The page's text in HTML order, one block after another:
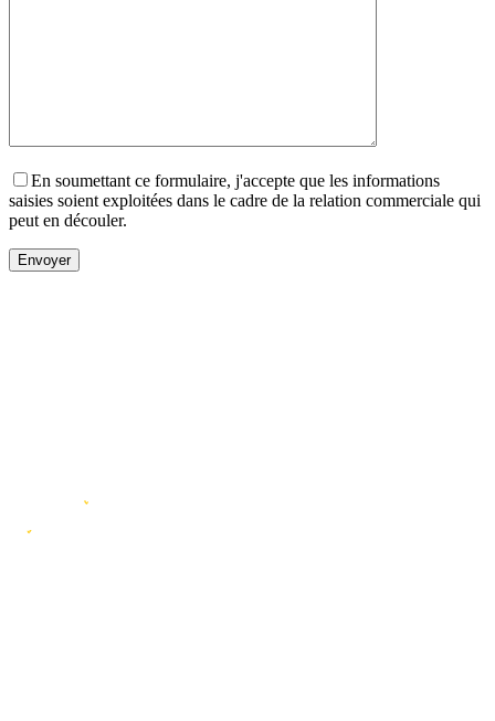
En soumettant ce formulaire, j'accepte que les informations
saisies soient exploitées dans le cadre de la relation commerciale qui
peut en découler.